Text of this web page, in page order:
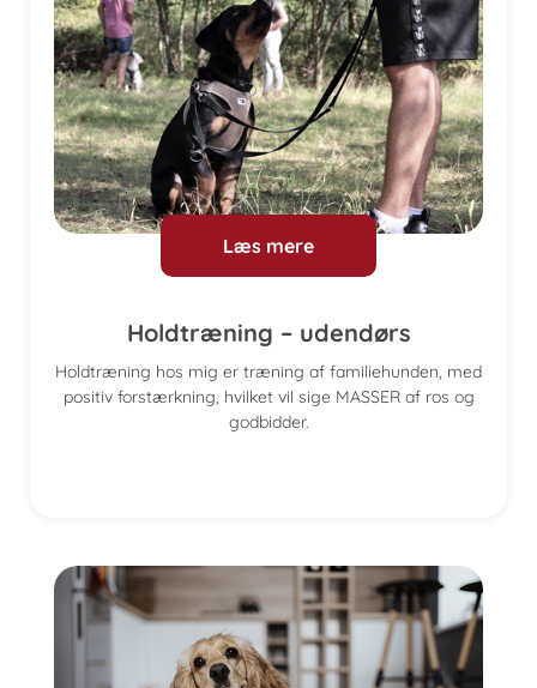
Læs mere
Holdtræning – udendørs
Holdtræning hos mig er træning af familiehunden, med
positiv forstærkning, hvilket vil sige MASSER af ros og
godbidder.